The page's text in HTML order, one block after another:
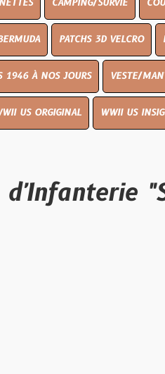
SURVIE COUTELLERIE
3D VELCRO PEINTURE
VESTE/MANTEAU
WWII US INSIGNES